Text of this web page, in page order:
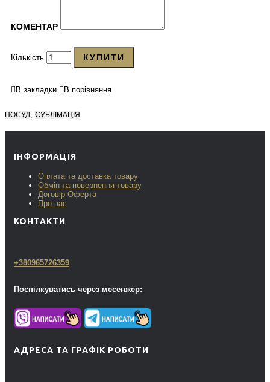
КОМЕНТАР
Кількість КУПИТИ
В закладки В порівняння
ПОСУД, СУБЛІМАЦІЯ
ІНФОРМАЦІЯ
Оплата та доставка товару
Обмін та повернення товару
Договір-Оферта
Про нас
КОНТАКТИ
+380965726359
Поспілкуватись через месенжер:
АДРЕСА ТА ГРАФІК РОБОТИ